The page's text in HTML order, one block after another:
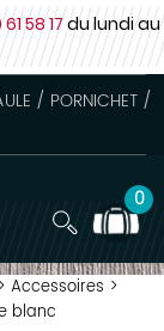
58 17du lundi au
/ PORNICHET /
0
> Accessoires >
blanc